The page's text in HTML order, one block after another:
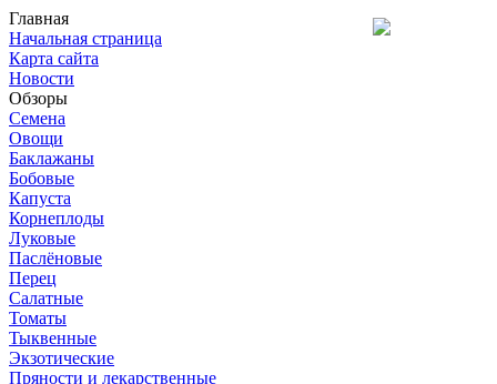
Главная
Начальная страница
Карта сайта
Новости
Обзоры
Семена
Овощи
Баклажаны
Бобовые
Капуста
Корнеплоды
Луковые
Паслёновые
Перец
Салатные
Томаты
Тыквенные
Экзотические
Пряности и лекарственные